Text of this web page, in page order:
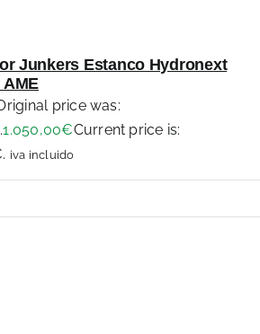
Junkers Estanco Hydronext
AME
price was:
1.050,00€Current price is:
iva incluido